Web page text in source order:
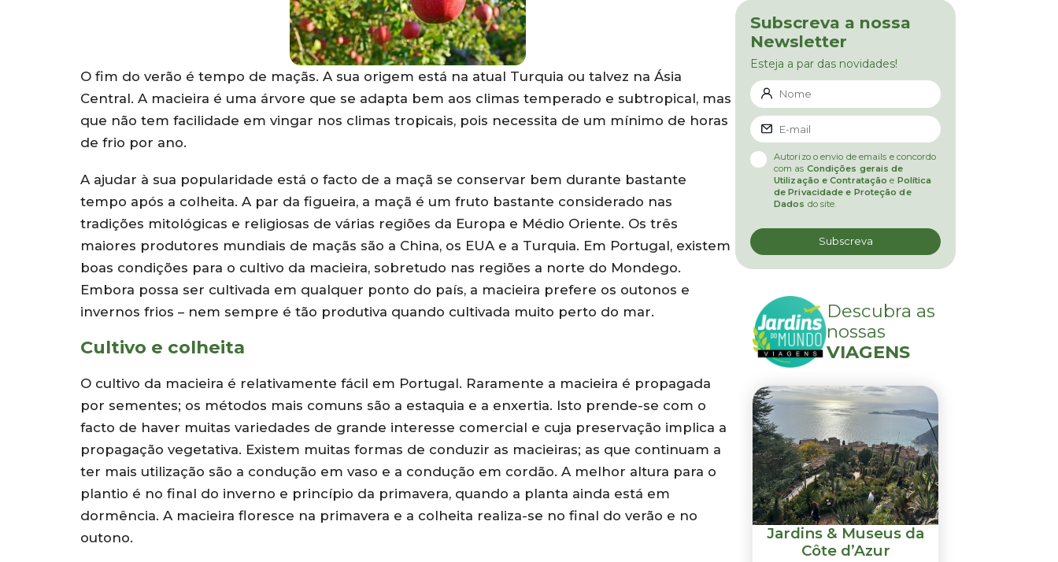
O fim do verão é tempo de maçãs. A sua origem está na atual Turquia ou talvez na Ásia
Central. A macieira é uma árvore que se adapta bem aos climas temperado e subtropical, mas
que não tem facilidade em vingar nos climas tropicais, pois necessita de um mínimo de horas
de frio por ano.
A ajudar à sua popularidade está o facto de a maçã se conservar bem durante bastante
tempo após a colheita. A par da figueira, a maçã é um fruto bastante considerado nas
tradições mitológicas e religiosas de várias regiões da Europa e Médio Oriente. Os três
maiores produtores mundiais de maçãs são a China, os EUA e a Turquia. Em Portugal, existem
boas condições para o cultivo da macieira, sobretudo nas regiões a norte do Mondego.
Embora possa ser cultivada em qualquer ponto do país, a macieira prefere os outonos e
invernos frios – nem sempre é tão produtiva quando cultivada muito perto do mar.
Cultivo e colheita
O cultivo da macieira é relativamente fácil em Portugal. Raramente a macieira é propagada
por sementes; os métodos mais comuns são a estaquia e a enxertia. Isto prende-se com o
facto de haver muitas variedades de grande interesse comercial e cuja preservação implica a
propagação vegetativa. Existem muitas formas de conduzir as macieiras; as que continuam a
ter mais utilização são a condução em vaso e a condução em cordão. A melhor altura para o
plantio é no final do inverno e princípio da primavera, quando a planta ainda está em
dormência. A macieira floresce na primavera e a colheita realiza-se no final do verão e no
outono.
Subscreva a nossa
Newsletter
Esteja a par das novidades!
Autorizo o envio de emails e concordo
com as Condições gerais de
Utilização e Contratação e Política
de Privacidade e Proteção de
Dados do site.
Descubra as
nossas
VIAGENS
Jardins & Museus da
Côte d’Azur